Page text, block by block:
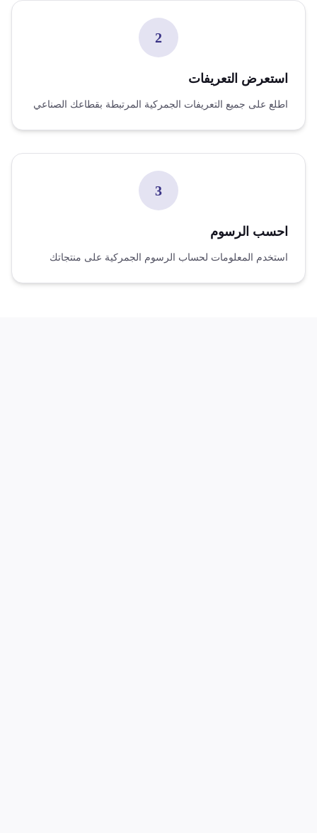
2
استعرض التعريفات
اطلع على جميع التعريفات الجمركية المرتبطة بقطاعك الصناعي
3
احسب الرسوم
استخدم المعلومات لحساب الرسوم الجمركية على منتجاتك